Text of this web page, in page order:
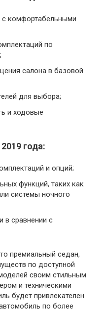
с комфортабельными
по
салона в базовой
для выбора;
и ходовые
года:
и опций;
функций, таких как
системы ночного
в сравнении с
премиальный седан,
по доступной
своим стильным
и техническими
будет привлекателен
по более